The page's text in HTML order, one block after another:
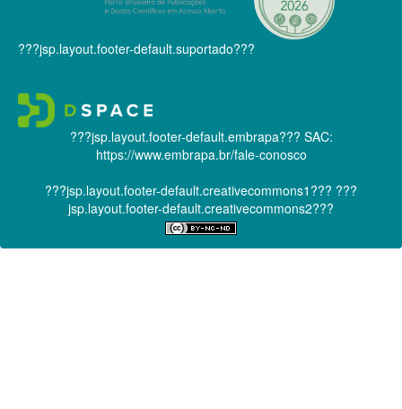
???jsp.layout.footer-default.suportado???
???jsp.layout.footer-default.embrapa??? SAC:
https://www.embrapa.br/fale-conosco
???jsp.layout.footer-default.creativecommons1??? ???
jsp.layout.footer-default.creativecommons2???